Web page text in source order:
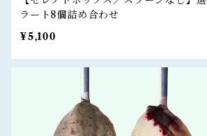
ラート8個詰め合わせ
¥5,100